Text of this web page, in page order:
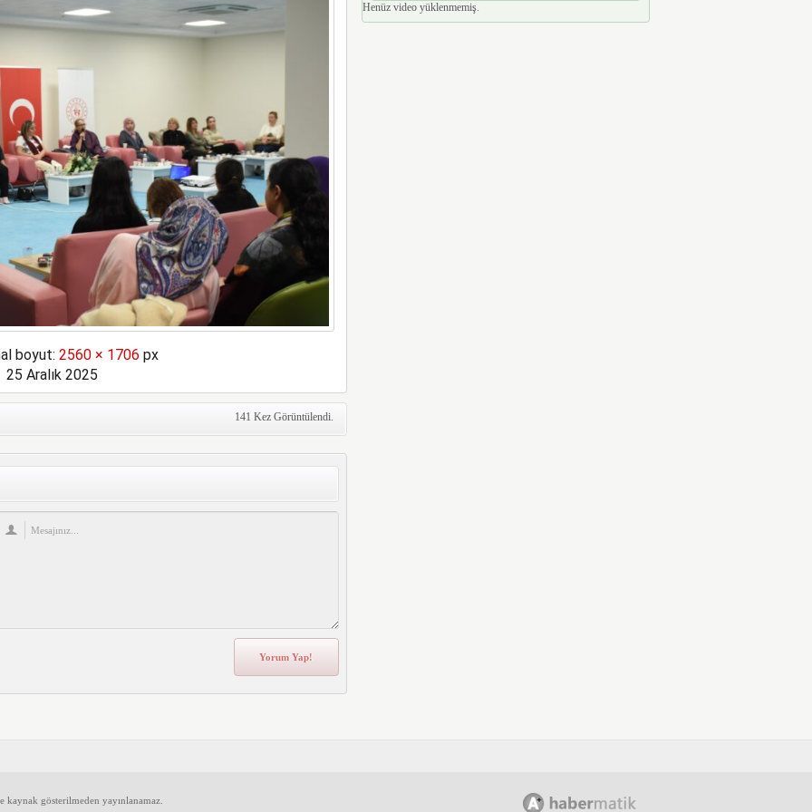
boyut: 2560 × 1706 px
25 Aralık 2025
141 Kez Görüntülendi.
Henüz video yüklenmemiş.
kaynak gösterilmeden yayınlanamaz.